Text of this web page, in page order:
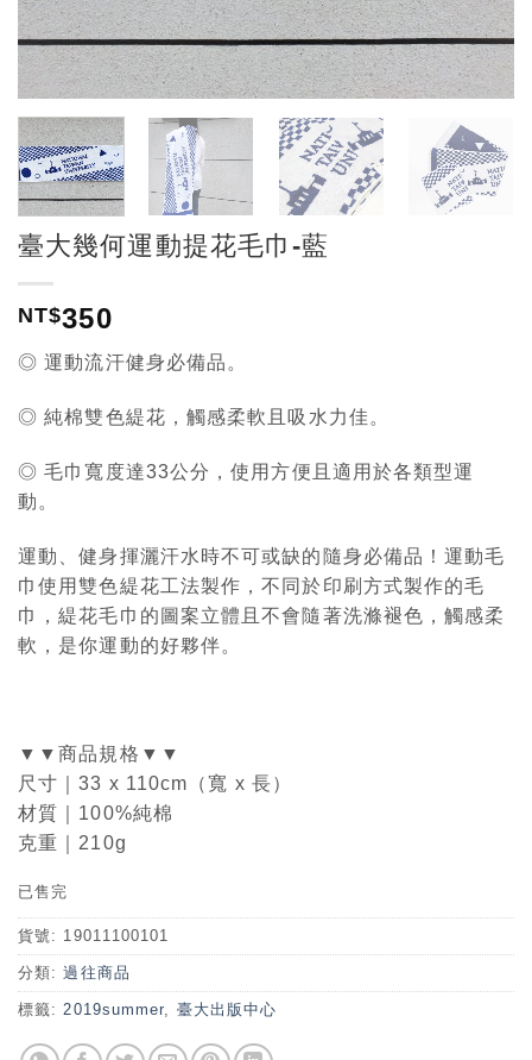
臺大幾何運動提花毛巾-藍
NT$350
◎ 運動流汗健身必備品。
◎ 純棉雙色緹花，觸感柔軟且吸水力佳。
◎ 毛巾寬度達33公分，使用方便且適用於各類型運
動。
運動、健身揮灑汗水時不可或缺的隨身必備品！運動毛
巾使用雙色緹花工法製作，不同於印刷方式製作的毛
巾，緹花毛巾的圖案立體且不會隨著洗滌褪色，觸感柔
軟，是你運動的好夥伴。
▼▼商品規格▼▼
尺寸｜33 x 110cm（寬 x 長）
材質｜100%純棉
克重｜210g
已售完
貨號: 19011100101
分類:過往商品
標籤:2019summer, 臺大出版中心